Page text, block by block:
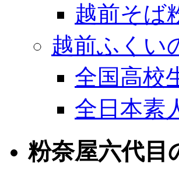
越前そば
越前ふくい
全国高校
全日本素
粉奈屋六代目